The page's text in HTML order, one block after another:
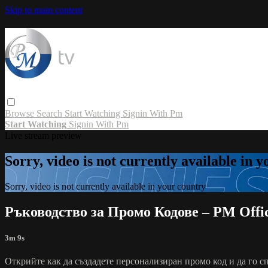
Skip to main content
Browse Search Start Watching Signin With Pm
Start Watching Signin With Pm
Sorry, video is not currently available in
Sorry, video is not currently available in your country
Ръководство за Промо Кодове – PM
3m 9s
Открийте как да създадете персонализиран промо код и да го